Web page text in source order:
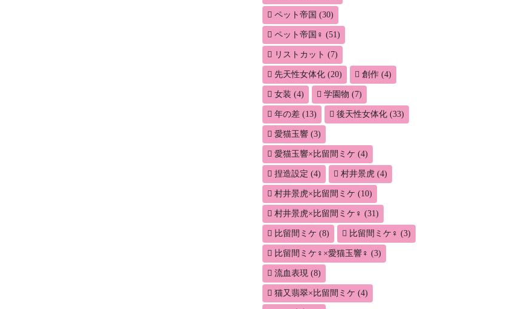
ペット帝国 (30)
ペット帝国♀ (51)
リストカット (7)
先天性女体化 (20) 創作 (4)
女装 (4) 学園物 (7)
年の差 (13) 後天性女体化 (33)
愛猫玉響 (3)
愛猫玉響×比留間ミケ (4)
捏造設定 (4) 村井景虎 (4)
村井景虎×比留間ミケ (10)
村井景虎×比留間ミケ♀ (31)
比留間ミケ (8) 比留間ミケ♀ (3)
比留間ミケ♀×愛猫玉響♀ (3)
流血表現 (8)
猫又翡翠×比留間ミケ (4)